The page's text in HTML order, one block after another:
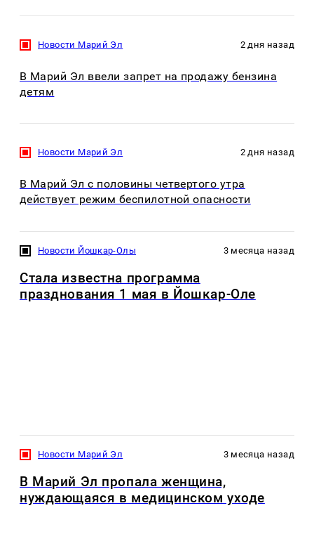
Новости Марий Эл 2 дня назад
В Марий Эл ввели запрет на продажу бензина
детям
Новости Марий Эл 2 дня назад
В Марий Эл с половины четвертого утра
действует режим беспилотной опасности
Новости Йошкар-Олы 3 месяца назад
Стала известна программа
празднования 1 мая в Йошкар-Оле
Новости Марий Эл 3 месяца назад
В Марий Эл пропала женщина,
нуждающаяся в медицинском уходе